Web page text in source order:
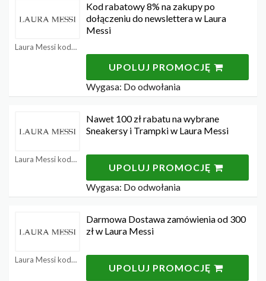
Laura Messi kody rabatowe
Kod rabatowy 8% na zakupy po
dołączeniu do newslettera w Laura
Messi
UPOLUJ PROMOCJĘ
Wygasa: Do odwołania
Laura Messi kody rabatowe
Nawet 100 zł rabatu na wybrane
Sneakersy i Trampki w Laura Messi
UPOLUJ PROMOCJĘ
Wygasa: Do odwołania
Laura Messi kody rabatowe
Darmowa Dostawa zamówienia od 300
zł w Laura Messi
UPOLUJ PROMOCJĘ